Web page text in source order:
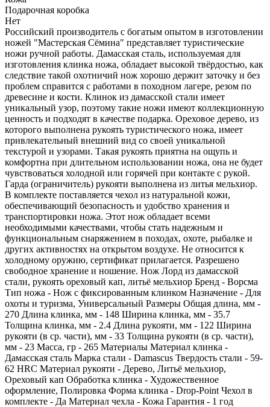
Подарочная коробка
Нет
Российский производитель с богатым опытом в изготовлении
ножей "Мастерская Сёмина" представляет туристические
ножи ручной работы. Дамасская сталь, используемая для
изготовления клинка ножа, обладает высокой твёрдостью, как
следствие такой охотничий нож хорошо держит заточку и без
проблем справится с работами в походном лагере, резом по
древесине и кости. Клинок из дамасской стали имеет
уникальный узор, поэтому такие ножи имеют коллекционную
ценность и подходят в качестве подарка. Ореховое дерево, из
которого выполнена рукоять туристического ножа, имеет
привлекательный внешний вид со своей уникальной
текстурой и узорами. Такая рукоять приятна на ощупь и
комфортна при длительном использовании ножа, она не будет
чувствоваться холодной или горячей при контакте с рукой.
Гарда (ограничитель) рукояти выполнена из литья мельхиор.
В комплекте поставляется чехол из натуральной кожи,
обеспечивающий безопасность и удобство хранения и
транспортировки ножа. Этот нож обладает всеми
необходимыми качествами, чтобы стать надежным и
функциональным снаряжением в походах, охоте, рыбалке и
других активностях на открытом воздухе. Не относится к
холодному оружию, сертификат прилагается. Разрешено
свободное хранение и ношение. Нож Лорд из дамасской
стали, рукоять ореховый кап, литьё мельхиор Бренд - Ворсма
Тип ножа - Нож с фиксированным клинком Назначение - Для
охоты и туризма, Универсальный Размеры Общая длина, мм -
270 Длина клинка, мм - 148 Ширина клинка, мм - 35.7
Толщина клинка, мм - 2.4 Длина рукояти, мм - 122 Ширина
рукояти (в ср. части), мм - 33 Толщина рукояти (в ср. части),
мм - 23 Масса, гр - 265 Материалы Материал клинка -
Дамасская сталь Марка стали - Damascus Твердость стали - 59-
62 HRC Материал рукояти - Дерево, Литьё мельхиор,
Ореховый кап Обработка клинка - Художественное
оформление, Полировка Форма клинка - Drop-Point Чехол в
комплекте - Да Материал чехла - Кожа Гарантия - 1 год